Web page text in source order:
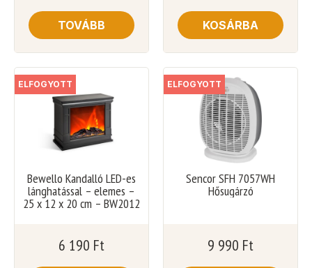
TOVÁBB KOSÁRBA
ELFOGYOTT
Bewello Kandalló LED-es
lánghatással – elemes –
25 x 12 x 20 cm – BW2012
6 190 Ft
ELFOGYOTT
Sencor SFH 7057WH
Hősugárzó
9 990 Ft